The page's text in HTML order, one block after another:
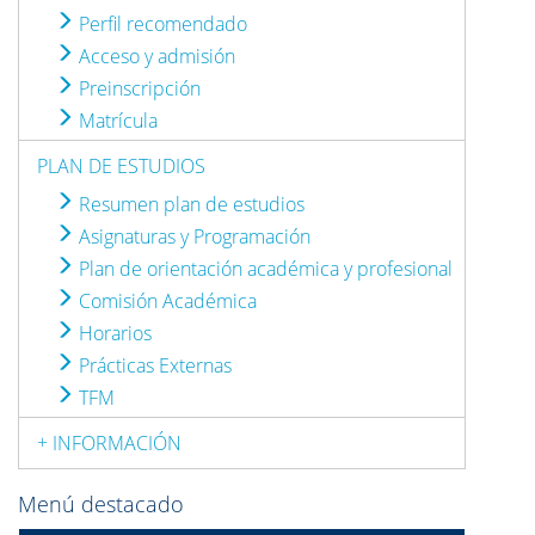
Perfil recomendado
Acceso y admisión
Preinscripción
Matrícula
PLAN DE ESTUDIOS
Resumen plan de estudios
Asignaturas y Programación
Plan de orientación académica y profesional
Comisión Académica
Horarios
Prácticas Externas
TFM
+ INFORMACIÓN
Menú destacado